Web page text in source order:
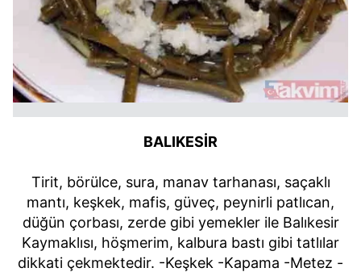
BALIKESİR
Tirit, börülce, sura, manav tarhanası, saçaklı
mantı, keşkek, mafis, güveç, peynirli patlıcan,
düğün çorbası, zerde gibi yemekler ile Balıkesir
Kaymaklısı, höşmerim, kalbura bastı gibi tatlılar
dikkati çekmektedir. -Keşkek -Kapama -Metez -